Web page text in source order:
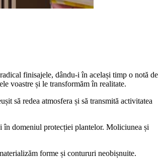
finisajele, dându-i în același timp o notă de
voastre și le transformăm în realitate.
să redea atmosfera și să transmită activitatea
în domeniul protecției plantelor. Moliciunea și
forme și contururi neobișnuite.